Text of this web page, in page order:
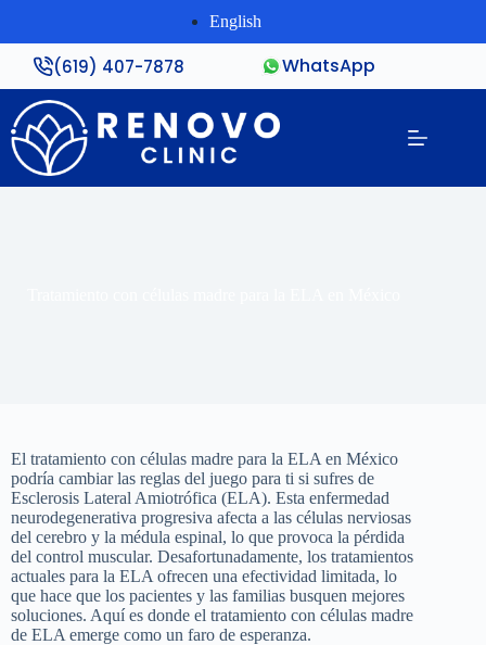
English
(619) 407-7878 WhatsApp
El tratamiento con células madre para la ELA en México
podría cambiar las reglas del juego para ti si sufres de
Esclerosis Lateral Amiotrófica (ELA). Esta enfermedad
neurodegenerativa progresiva afecta a las células nerviosas
del cerebro y la médula espinal, lo que provoca la pérdida
del control muscular. Desafortunadamente, los tratamientos
actuales para la ELA ofrecen una efectividad limitada, lo
que hace que los pacientes y las familias busquen mejores
soluciones. Aquí es donde el tratamiento con células madre
de ELA emerge como un faro de esperanza.